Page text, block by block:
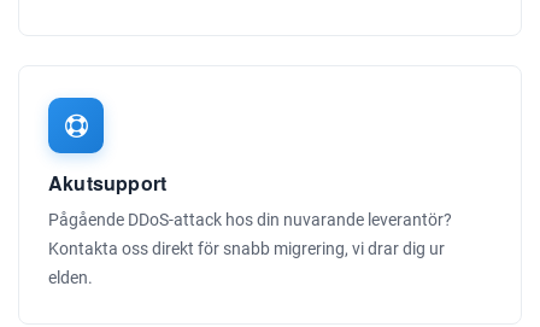
Akutsupport
Pågående DDoS-attack hos din nuvarande leverantör?
Kontakta oss direkt för snabb migrering, vi drar dig ur
elden.